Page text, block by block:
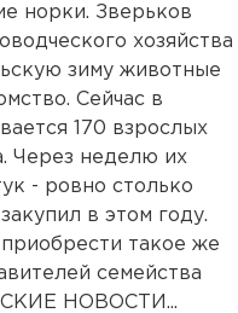
норки. Зверьков
хозяйства
зиму животные
Сейчас в
170 взрослых
Через неделю их
- ровно столько
в этом году.
такое же
семейства
НОВОСТИ...